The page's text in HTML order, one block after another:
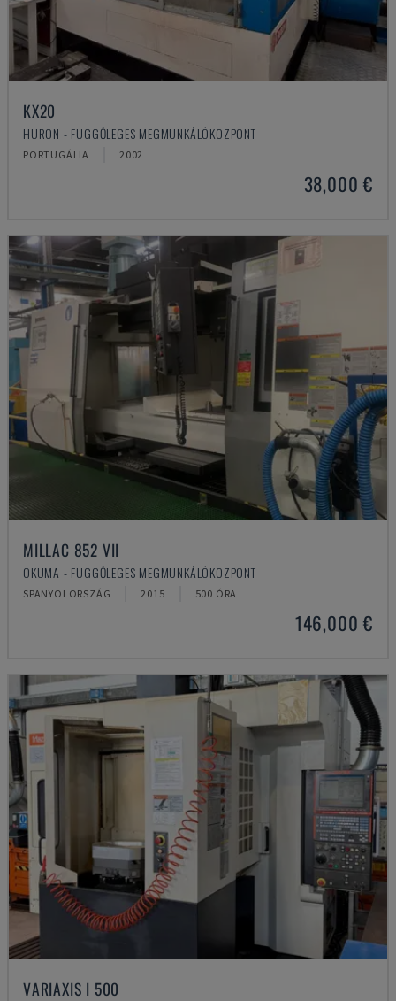
KX20
HURON - FÜGGŐLEGES MEGMUNKÁLÓKÖZPONT
PORTUGÁLIA 2002
38,000 €
MILLAC 852 VII
OKUMA - FÜGGŐLEGES MEGMUNKÁLÓKÖZPONT
SPANYOLORSZÁG 2015 500 ÓRA
146,000 €
VARIAXIS I 500